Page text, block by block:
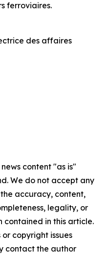
ferroviaires.
des affaires
content "as is"
We do not accept any
accuracy, content,
legality, or
in this article.
copyright issues
contact the author